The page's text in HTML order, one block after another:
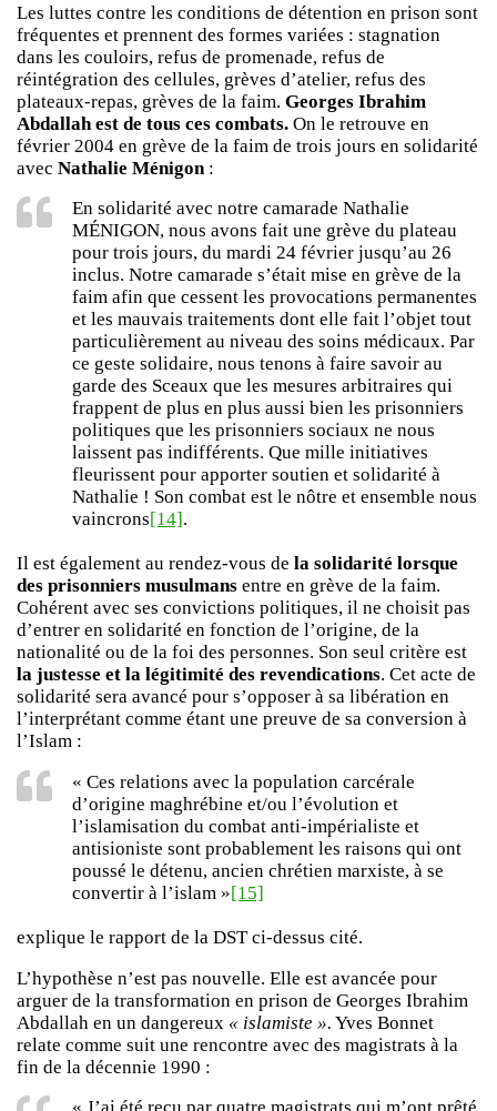
Les luttes contre les conditions de détention en prison sont
fréquentes et prennent des formes variées : stagnation
dans les couloirs, refus de promenade, refus de
réintégration des cellules, grèves d’atelier, refus des
plateaux-repas, grèves de la faim. Georges Ibrahim
Abdallah est de tous ces combats. On le retrouve en
février 2004 en grève de la faim de trois jours en solidarité
avec Nathalie Ménigon :
En solidarité avec notre camarade Nathalie
MÉNIGON, nous avons fait une grève du plateau
pour trois jours, du mardi 24 février jusqu’au 26
inclus. Notre camarade s’était mise en grève de la
faim afin que cessent les provocations permanentes
et les mauvais traitements dont elle fait l’objet tout
particulièrement au niveau des soins médicaux. Par
ce geste solidaire, nous tenons à faire savoir au
garde des Sceaux que les mesures arbitraires qui
frappent de plus en plus aussi bien les prisonniers
politiques que les prisonniers sociaux ne nous
laissent pas indifférents. Que mille initiatives
fleurissent pour apporter soutien et solidarité à
Nathalie ! Son combat est le nôtre et ensemble nous
vaincrons[14] .
Il est également au rendez-vous de la solidarité lorsque
des prisonniers musulmans entre en grève de la faim.
Cohérent avec ses convictions politiques, il ne choisit pas
d’entrer en solidarité en fonction de l’origine, de la
nationalité ou de la foi des personnes. Son seul critère est
la justesse et la légitimité des revendications. Cet acte de
solidarité sera avancé pour s’opposer à sa libération en
l’interprétant comme étant une preuve de sa conversion à
l’Islam :
« Ces relations avec la population carcérale
d’origine maghrébine et/ou l’évolution et
l’islamisation du combat anti-impérialiste et
antisioniste sont probablement les raisons qui ont
poussé le détenu, ancien chrétien marxiste, à se
convertir à l’islam »[15]
explique le rapport de la DST ci-dessus cité.
L’hypothèse n’est pas nouvelle. Elle est avancée pour
arguer de la transformation en prison de Georges Ibrahim
Abdallah en un dangereux « islamiste ». Yves Bonnet
relate comme suit une rencontre avec des magistrats à la
fin de la décennie 1990 :